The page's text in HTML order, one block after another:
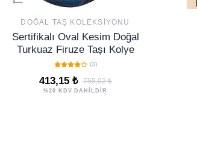
DOĞAL TAŞ KOLEKSIYONU
Sertifikalı Oval Kesim Doğal
Turkuaz Firuze Taşı Kolye
(3)
413,15 ₺ 755,02 ₺
%20 KDV DAHİLDİR